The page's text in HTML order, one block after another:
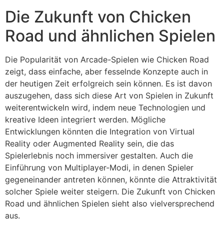
Die Zukunft von Chicken
Road und ähnlichen Spielen
Die Popularität von Arcade-Spielen wie Chicken Road
zeigt, dass einfache, aber fesselnde Konzepte auch in
der heutigen Zeit erfolgreich sein können. Es ist davon
auszugehen, dass sich diese Art von Spielen in Zukunft
weiterentwickeln wird, indem neue Technologien und
kreative Ideen integriert werden. Mögliche
Entwicklungen könnten die Integration von Virtual
Reality oder Augmented Reality sein, die das
Spielerlebnis noch immersiver gestalten. Auch die
Einführung von Multiplayer-Modi, in denen Spieler
gegeneinander antreten können, könnte die Attraktivität
solcher Spiele weiter steigern. Die Zukunft von Chicken
Road und ähnlichen Spielen sieht also vielversprechend
aus.